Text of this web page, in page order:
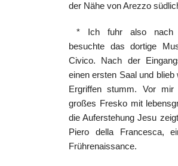
der Nähe von Arezzo
* Ich fuhr also nach
besuchte das dortige
Civico. Nach der
einen ersten Saal und
Ergriffen stumm. Vor
großes Fresko mit
die Auferstehung Jesu
Piero della Francesca,
Frührenaissance.